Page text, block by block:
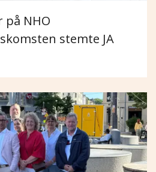
på NHO
stemte JA